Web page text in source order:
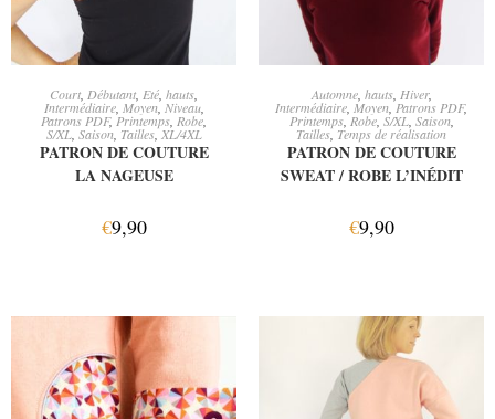
AJOUTER AU PANIER
Court Débutant Eté hauts
Intermédiaire, Moyen, Niveau,
Patrons PDF, Printemps Robe
S/XL, Saison, Tailles,XL/4XL
PATRON DE COUTURE
LA NAGEUSE
€9,90
CHOIX DES OPTIONS
Automne, hauts, Hiver,
Intermédiaire Moyen ,Patrons PDF,
Printemps,Robe, S/XL, Saison,
Tailles, Temps de réalisation
PATRON DE COUTURE
SWEAT / ROBE L’INÉDIT
€9,90